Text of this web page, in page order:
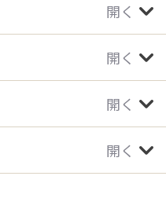
開く
開く
開く
開く